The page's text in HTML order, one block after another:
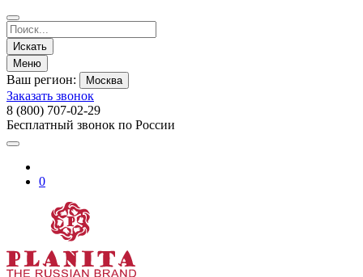
Искать
Меню
Ваш регион: Москва
Заказать звонок
8 (800) 707-02-29
Бесплатный звонок по России
0